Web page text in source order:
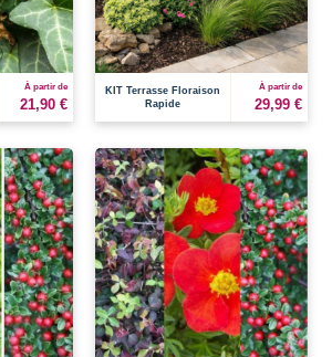
À partir de
21,90 €
KIT Terrasse Floraison
Rapide
À partir de
29,99 €